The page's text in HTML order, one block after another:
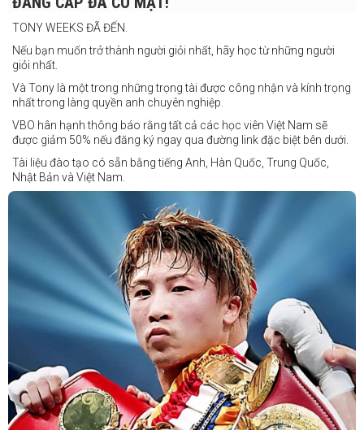
Vincent Siordia vs Kresler Tenorio
Jeffer Rhoy Mendoza vs Eranio Pisador
Mikko Camingawan vs Rovick Embuscado
Meredy Michael vs Aisah Alico
Ian Carl Muyso vs Marvin Zamora
Franz Carl Muyso vs Ariel Antonio
Hãy rủ bạn bè và gia đình cùng tham gia để tận hưởng một ngày
tuyệt vời và chứng kiến QUYỀN ANH Ở ĐỈNH CAO NHẤT!
TONY WEEKS ĐÃ ĐẾN.
Nếu bạn muốn trở thành người giỏi nhất, hãy học từ những người
giỏi nhất.
Và Tony là một trong những trọng tài được công nhận và kính trọng
nhất trong làng quyền anh chuyên nghiệp.
VBO hân hạnh thông báo rằng tất cả các học viên Việt Nam sẽ
được giảm 50% nếu đăng ký ngay qua đường link đặc biệt bên dưới.
Tài liệu đào tạo có sẵn bằng tiếng Anh, Hàn Quốc, Trung Quốc,
Nhật Bản và Việt Nam.
Số lượng chỗ có hạn, hãy nhanh tay đăng ký!